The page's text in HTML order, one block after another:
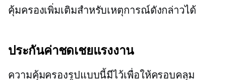
คุ้มครองเพิ่มเติมสำหรับเหตุการณ์ดังกล่าวได้
ประกันค่าชดเชยแรงงาน
ความคุ้มครองรูปแบบนี้มีไว้เพื่อให้ครอบคลุม